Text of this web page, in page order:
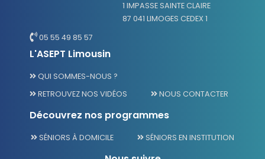
1 IMPASSE SAINTE CLAIRE
87 041 LIMOGES CEDEX 1
05 55 49 85 57
L'ASEPT Limousin
QUI SOMMES-NOUS ?
RETROUVEZ NOS VIDÉOS
NOUS CONTACTER
Découvrez nos programmes
SÉNIORS À DOMICILE SÉNIORS EN INSTITUTION